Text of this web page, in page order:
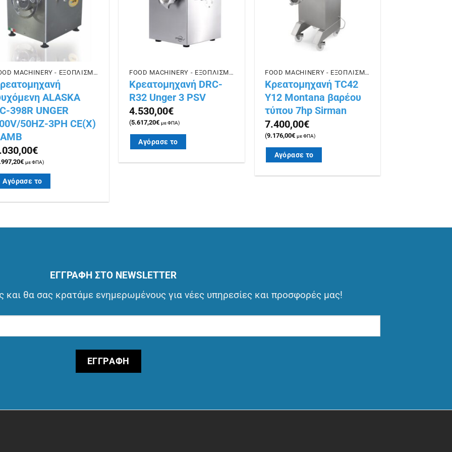
FOOD MACHINERY - ΕΞΟΠΛΙΣΜΟΣ ΕΣΤΙΑΣΗΣ
ALASKA
398R UNGER
50HZ-3PH CE(Χ)
€
€ με ΦΠΑ)
Αγόρασε το
FOOD MACHINERY - ΕΞΟΠΛΙΣΜΟΣ ΕΣΤΙΑΣΗΣ
Κρεατομηχανή DRC-
R32 Unger 3 PSV
4.530,00€
(5.617,20€ με ΦΠΑ)
Αγόρασε το
FOOD MACHINERY - ΕΞΟΠΛΙΣΜΟΣ ΕΣΤΙΑΣΗΣ
Κρεατομηχανή TC42
Y12 Montana βαρέου
τύπου 7hp Sirman
7.400,00€
(9.176,00€ με ΦΠΑ)
Αγόρασε το
ΕΓΓΡΑΦΗ ΣΤΟ NEWSLETTER
θα σας κρατάμε ενημερωμένους για νέες υπηρεσίες και προσφορές μας!